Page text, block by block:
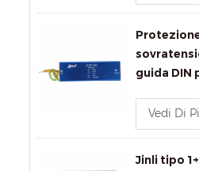
guida DIN
1000Mbps
Vedi Di
Jinli tipo